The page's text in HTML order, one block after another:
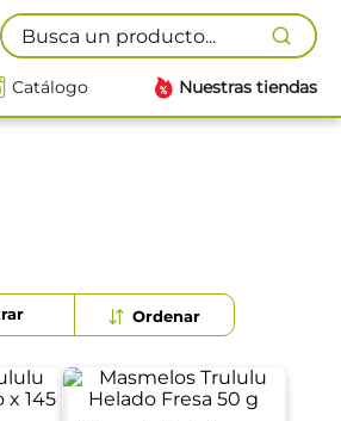
Busca un producto...
Catálogo Nuestras tiendas